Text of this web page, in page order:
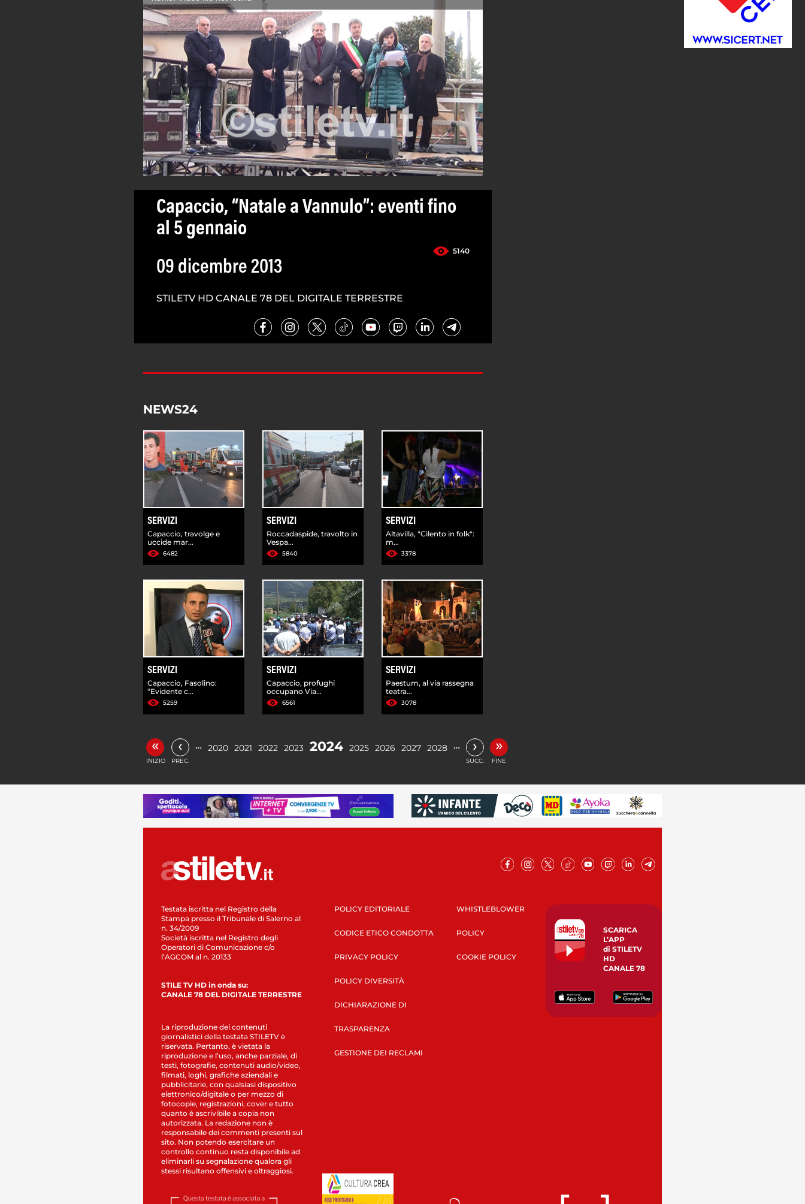
Capaccio, “Natale a Vannulo”: eventi fino
al 5 gennaio
5140
09 dicembre 2013
STILETV HD CANALE 78 DEL DIGITALE TERRESTRE
NEWS24
SERVIZI
Capaccio, travolge e
uccide mar...
6482
SERVIZI
Roccadaspide, travolto in
Vespa...
5840
SERVIZI
Altavilla, "Cilento in folk":
m...
3378
SERVIZI
Capaccio, Fasolino:
“Evidente c...
5259
SERVIZI
Capaccio, profughi
occupano Via...
6561
SERVIZI
Paestum, al via rassegna
teatra...
3078
«
INIZIO
‹
PREC.
… 2020 2021 2022 2023 2024 2025 2026 2027 2028 … ›
SUCC.
»
FINE
Testata iscritta nel Registro della
Stampa presso il Tribunale di Salerno al
n. 34/2009
Società iscritta nel Registro degli
Operatori di Comunicazione c/o
l’AGCOM al n. 20133
STILE TV HD in onda su:
CANALE 78 DEL DIGITALE TERRESTRE
La riproduzione dei contenuti
giornalistici della testata STILETV è
riservata. Pertanto, è vietata la
riproduzione e l’uso, anche parziale, di
testi, fotografie, contenuti audio/video,
filmati, loghi, grafiche aziendali e
pubblicitarie, con qualsiasi dispositivo
elettronico/digitale o per mezzo di
fotocopie, registrazioni, cover e tutto
quanto è ascrivibile a copia non
autorizzata. La redazione non è
responsabile dei commenti presenti sul
sito. Non potendo esercitare un
controllo continuo resta disponibile ad
eliminarli su segnalazione qualora gli
stessi risultano offensivi e oltraggiosi.
POLICY EDITORIALE
CODICE ETICO CONDOTTA
PRIVACY POLICY
POLICY DIVERSITÀ
DICHIARAZIONE DI
TRASPARENZA
GESTIONE DEI RECLAMI
WHISTLEBLOWER
POLICY
COOKIE POLICY
SCARICA
L’APP
di STILETV
HD
CANALE 78